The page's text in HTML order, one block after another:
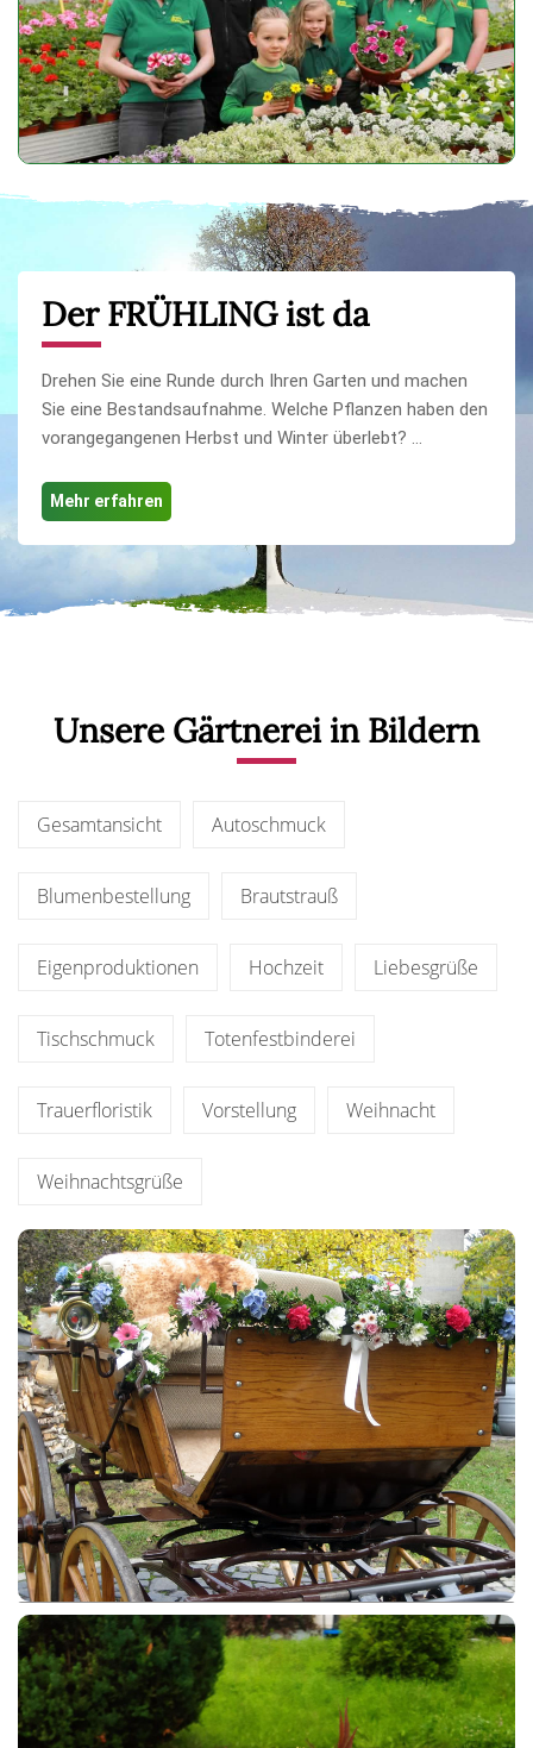
Der FRÜHLING ist da
Drehen Sie eine Runde durch Ihren Garten und machen
Sie eine Bestandsaufnahme. Welche Pflanzen haben den
vorangegangenen Herbst und Winter überlebt? ...
Mehr erfahren
Unsere Gärtnerei in Bildern
Gesamtansicht Autoschmuck
Blumenbestellung Brautstrauß
Eigenproduktionen Hochzeit Liebesgrüße
Tischschmuck Totenfestbinderei
Trauerfloristik Vorstellung Weihnacht
Weihnachtsgrüße